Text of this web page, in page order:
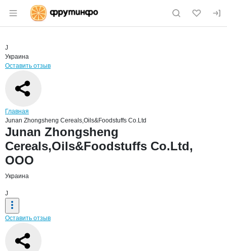
Раздел навигации по сайту fruitinfo.ru
Страница компании
Страница компании
Краткая информация о компании
J
Украина
Оставить отзыв
Навигация по сайту
Главная
Junan Zhongsheng Cereals,Oils&Foodstuffs Co.Ltd
Основная информация о компании
Junan Zhongsheng
Cereals,Oils&Foodstuffs Co.Ltd,
ООО
Украина
J
Оставить отзыв